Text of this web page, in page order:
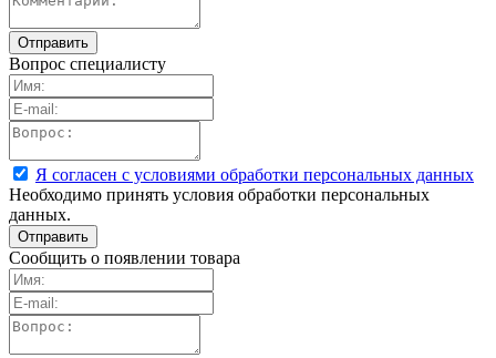
Вопрос специалисту
Я согласен с условиями обработки персональных данных
Необходимо принять условия обработки персональных
данных.
Сообщить о появлении товара